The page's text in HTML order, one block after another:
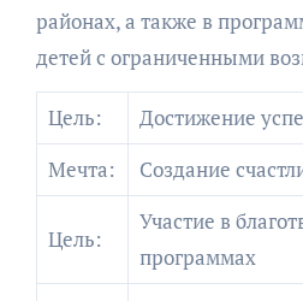
районах, а также в
детей с ограниченными
Цель:
Достижение
Мечта:
Создание
Цель:
Участие в
программах